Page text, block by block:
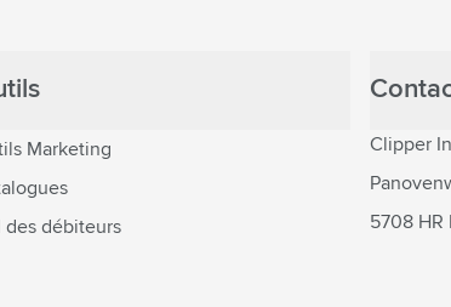
Marketing
des débiteurs
Clipper
5708 HR